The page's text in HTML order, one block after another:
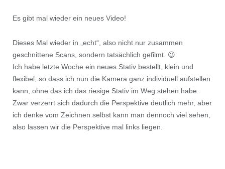
Es gibt mal wieder ein neues Video!
Dieses Mal wieder in „echt“, also nicht nur zusammen
geschnittene Scans, sondern tatsächlich gefilmt. 😉
Ich habe letzte Woche ein neues Stativ bestellt, klein und
flexibel, so dass ich nun die Kamera ganz individuell aufstellen
kann, ohne das ich das riesige Stativ im Weg stehen habe.
Zwar verzerrt sich dadurch die Perspektive deutlich mehr, aber
ich denke vom Zeichnen selbst kann man dennoch viel sehen,
also lassen wir die Perspektive mal links liegen.